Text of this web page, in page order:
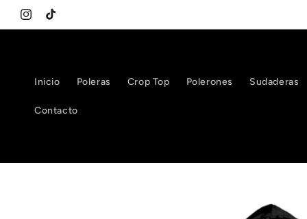
directamente
al contenido
Instagram
TikTok
Inicio Poleras Crop Top Polerones Sudaderas
Contacto
Ir